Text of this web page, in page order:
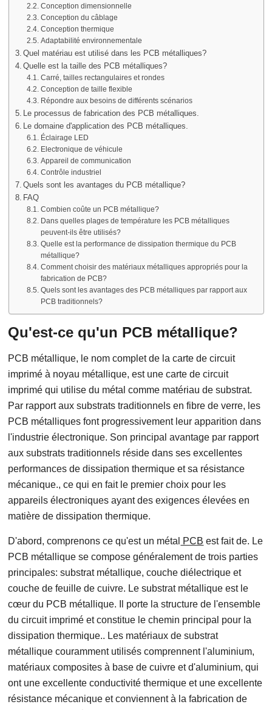
Conception dimensionnelle
Conception du câblage
Conception thermique
Adaptabilité environnementale
Quel matériau est utilisé dans les PCB métalliques?
Quelle est la taille des PCB métalliques?
Carré, tailles rectangulaires et rondes
Conception de taille flexible
Répondre aux besoins de différents scénarios
Le processus de fabrication des PCB métalliques.
Le domaine d'application des PCB métalliques.
Éclairage LED
Electronique de véhicule
Appareil de communication
Contrôle industriel
Quels sont les avantages du PCB métallique?
FAQ
Combien coûte un PCB métallique?
Dans quelles plages de température les PCB métalliques
peuvent-ils être utilisés?
Quelle est la performance de dissipation thermique du PCB
métallique?
Comment choisir des matériaux métalliques appropriés pour la
fabrication de PCB?
Quels sont les avantages des PCB métalliques par rapport aux
PCB traditionnels?
Qu'est-ce qu'un PCB métallique?
PCB métallique, le nom complet de la carte de circuit
imprimé à noyau métallique, est une carte de circuit
imprimé qui utilise du métal comme matériau de substrat.
Par rapport aux substrats traditionnels en fibre de verre, les
PCB métalliques font progressivement leur apparition dans
l'industrie électronique. Son principal avantage par rapport
aux substrats traditionnels réside dans ses excellentes
performances de dissipation thermique et sa résistance
mécanique., ce qui en fait le premier choix pour les
appareils électroniques ayant des exigences élevées en
matière de dissipation thermique.
D'abord, comprenons ce qu'est un métal PCB est fait de. Le
PCB métallique se compose généralement de trois parties
principales: substrat métallique, couche diélectrique et
couche de feuille de cuivre. Le substrat métallique est le
cœur du PCB métallique. Il porte la structure de l'ensemble
du circuit imprimé et constitue le chemin principal pour la
dissipation thermique.. Les matériaux de substrat
métallique couramment utilisés comprennent l'aluminium,
matériaux composites à base de cuivre et d'aluminium, qui
ont une excellente conductivité thermique et une excellente
résistance mécanique et conviennent à la fabrication de